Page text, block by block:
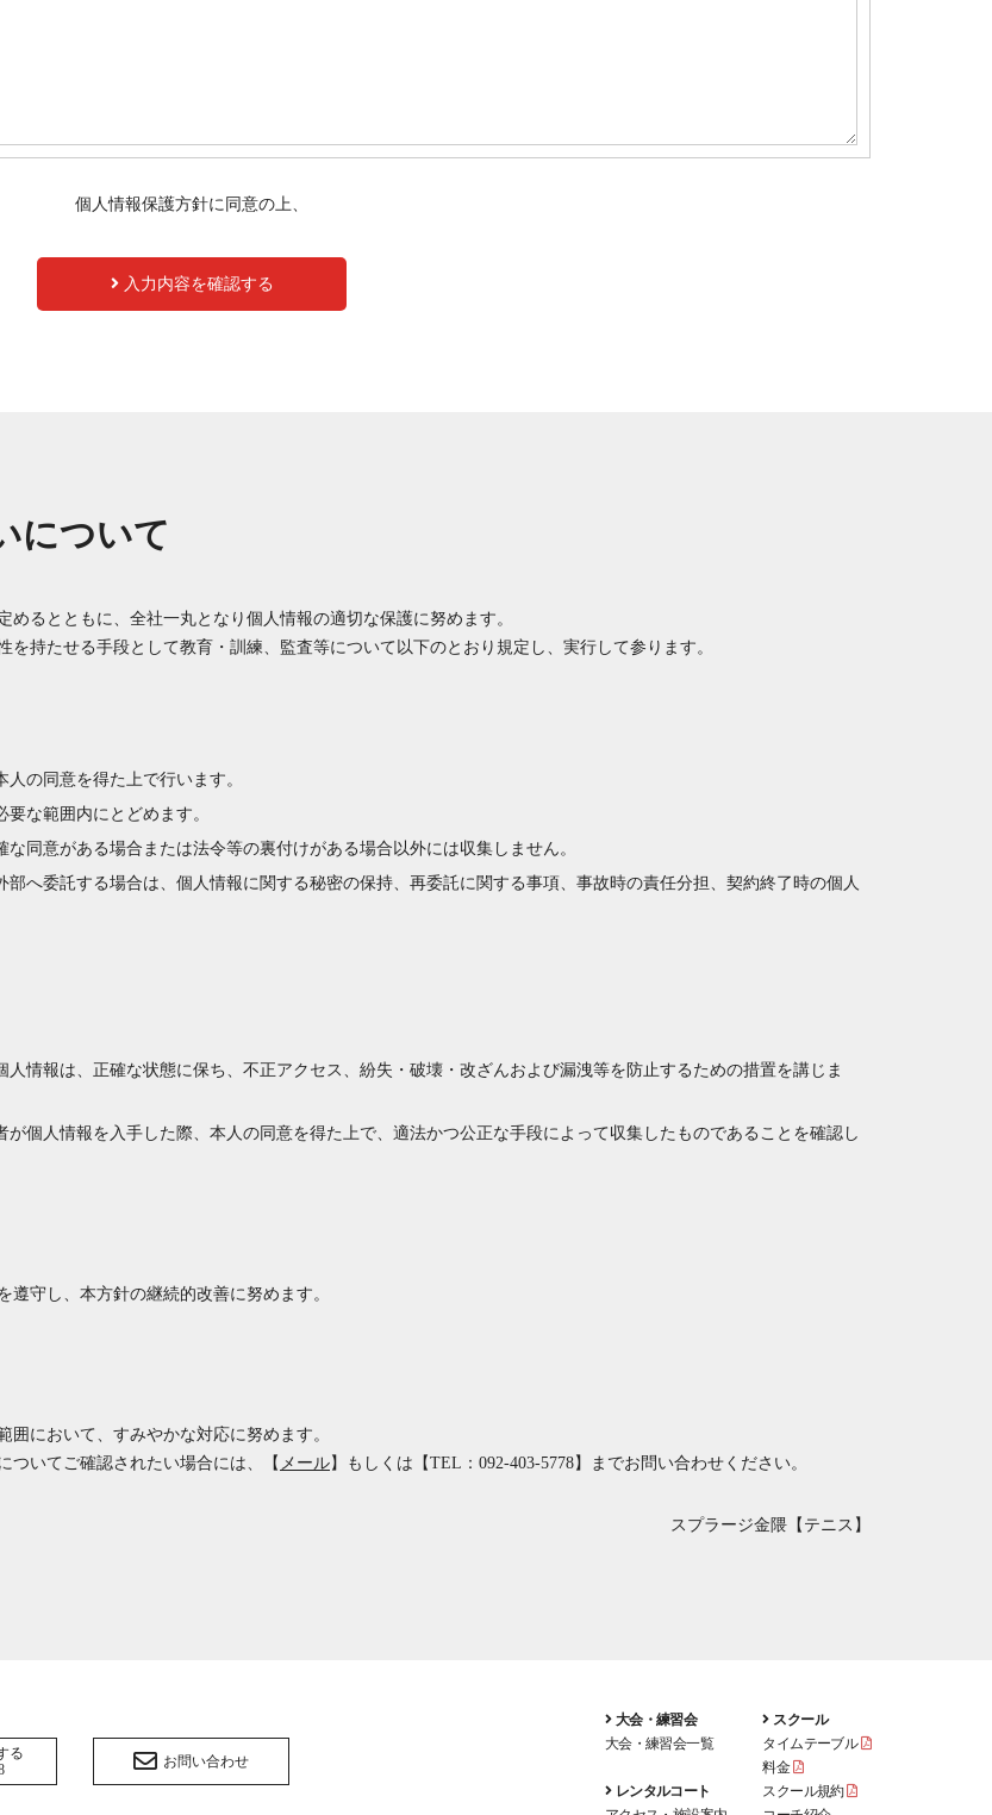
個人情報保護方針に同意の上、
入力内容を確認する
について
るとともに、全社一丸となり個人情報の適切な保護に努めます。
持たせる手段として教育・訓練、監査等について以下のとおり規定し、実行して参ります。
の同意を得た上で行います。
な範囲内にとどめます。
同意がある場合または法令等の裏付けがある場合以外には収集しません。
へ委託する場合は、個人情報に関する秘密の保持、再委託に関する事項、事故時の責任分担、契約終了時の個人
情報は、正確な状態に保ち、不正アクセス、紛失・破壊・改ざんおよび漏洩等を防止するための措置を講じま
個人情報を入手した際、本人の同意を得た上で、適法かつ公正な手段によって収集したものであることを確認し
守し、本方針の継続的改善に努めます。
において、すみやかな対応に努めます。
ついてご確認されたい場合には、【 メール】もしくは【TEL：092-403-5778】までお問い合わせください。
スプラージ金隈【テニス】
る
お問い合わせ
大会・練習会
大会・練習会一覧
レンタルコート
スクール
タイムテーブル
料金
スクール規約